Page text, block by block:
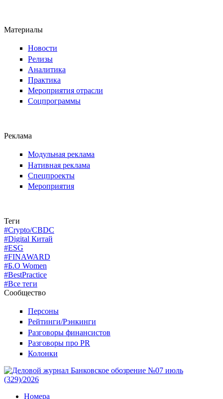
Материалы
Новости
Релизы
Аналитика
Практика
Мероприятия отрасли
Соцпрограммы
Реклама
Модульная реклама
Нативная реклама
Спецпроекты
Мероприятия
Теги
#Crypto/CBDC
#Digital Китай
#ESG
#FINAWARD
#Б.О Women
#BestPractice
#Все теги
Сообщество
Персоны
Рейтинги/Рэнкинги
Разговоры финансистов
Разговоры про PR
Колонки
Номера